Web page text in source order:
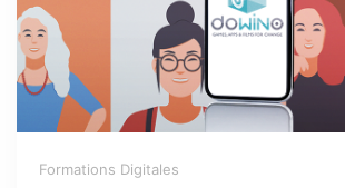
Formations Digitales